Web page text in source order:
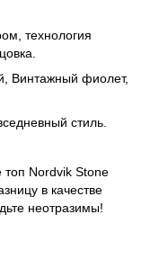
технология
Винтажный фиолет,
стиль.
топ Nordvik Stone
в качестве
неотразимы!